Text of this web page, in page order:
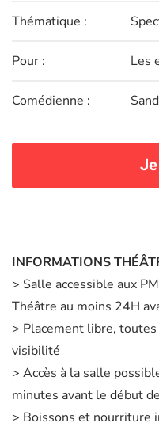
Thématique :
Pour : Les
Comédienne :
INFORMATIONS
> Salle accessible aux
Théâtre au moins 24H
> Placement libre,
visibilité
> Accès à la salle
minutes avant le début
> Boissons et nourriture